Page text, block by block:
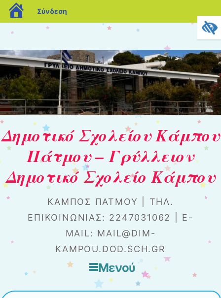
blogs.sch.gr
Σύνδεση
Δημοτικό Σχολείου Κάμπου
Πάτμου – Γρύλλειον
Δημοτικό Σχολείο Κάμπου
ΚΆΜΠΟΣ ΠΆΤΜΟΥ | ΤΗΛ.
ΕΠΙΚΟΙΝΩΝΊΑΣ: 2247031062 | Ε-
MAIL: MAIL@DIM-
KAMPOU.DOD.SCH.GR
Μενού
Μετάβαση στο περιεχόμενο